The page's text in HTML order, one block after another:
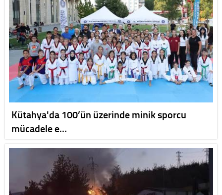
Kütahya'da 100’ün üzerinde minik sporcu
mücadele e…